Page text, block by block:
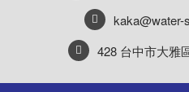
428 台中市大雅